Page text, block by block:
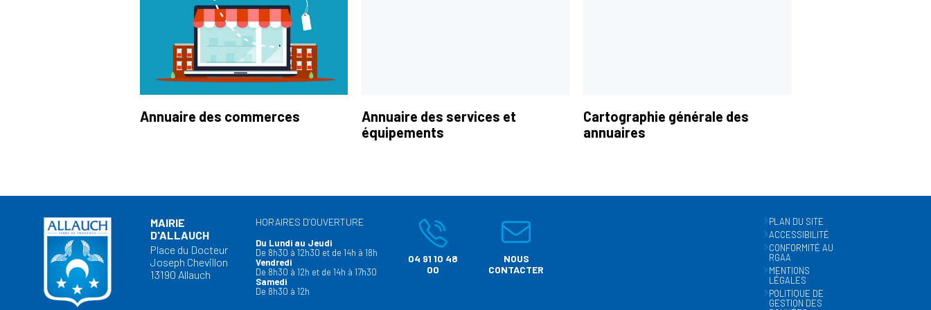
Annuaire des commerces
Annuaire des services et
équipements
Cartographie générale des
annuaires
MAIRIE
D'ALLAUCH
Place du Docteur
Joseph Chevillon
13190 Allauch
HORAIRES D’OUVERTURE
Du Lundi au Jeudi
De 8h30 à 12h30 et de 14h à 18h
Vendredi
De 8h30 à 12h et de 14h à 17h30
Samedi
De 8h30 à 12h
04 91 10 48
00
NOUS
CONTACTER
PLAN DU SITE
ACCESSIBILITÉ
CONFORMITÉ AU
RGAA
MENTIONS
LÉGALES
POLITIQUE DE
GESTION DES